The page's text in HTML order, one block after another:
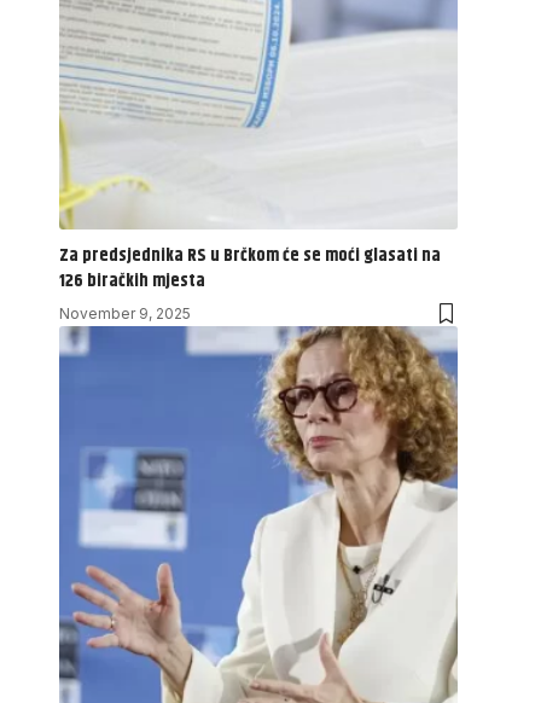
Za predsjednika RS u Brčkom će se moći glasati na
126 biračkih mjesta
November 9, 2025